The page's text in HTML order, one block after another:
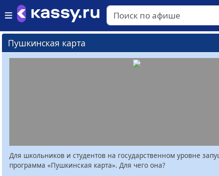
Пушкинская карта
Для школьников и студентов на государственном уровне
программа «Пушкинская карта». Для чего она?